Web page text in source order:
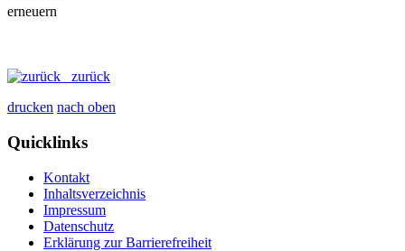
zurück
drucken nach oben
Quicklinks
Kontakt
Inhaltsverzeichnis
Impressum
Datenschutz
Erklärung zur Barrierefreiheit